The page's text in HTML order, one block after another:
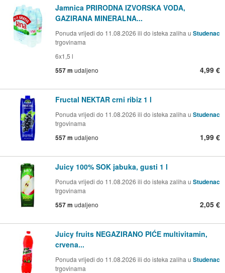
Jamnica PRIRODNA IZVORSKA VODA,
GAZIRANA MINERALNA...
Ponuda vrijedi do 11.08.2026 ili do isteka zaliha u Studenac
trgovinama
6x1,5 l
557 m udaljeno 4,99 €
Fructal NEKTAR crni ribiz 1 l
Ponuda vrijedi do 11.08.2026 ili do isteka zaliha u Studenac
trgovinama
557 m udaljeno 1,99 €
Juicy 100% SOK jabuka, gusti 1 l
Ponuda vrijedi do 11.08.2026 ili do isteka zaliha u Studenac
trgovinama
557 m udaljeno 2,05 €
Juicy fruits NEGAZIRANO PIĆE multivitamin,
crvena...
Ponuda vrijedi do 11.08.2026 ili do isteka zaliha u Studenac
trgovinama